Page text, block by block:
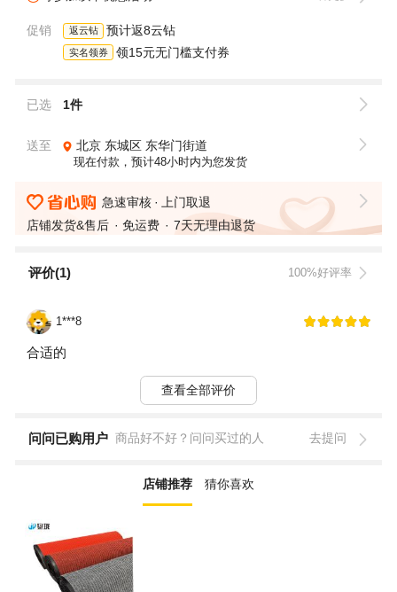
促销 返云钻 预计返8云钻
实名领券 领15元无门槛支付券
已选 1件
送至 北京 东城区 东华门街道
现在付款，预计48小时内为您发货
急速审核
上门取退
店铺发货&售后
免运费 7天无理由退货
评价(1) 100%好评率
1***8
合适的
查看全部评价
问问已购用户 商品好不好？问问买过的人 去提问
店铺推荐 猜你喜欢